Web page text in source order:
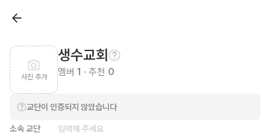
사진 추가
생수교회
멤버 1 · 추천 0
교단이 인증되지 않았습니다
소속 교단
입력해 주세요